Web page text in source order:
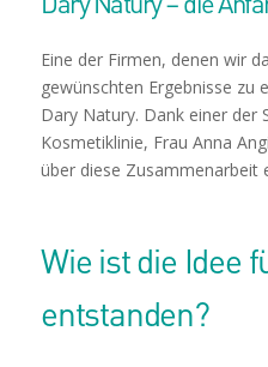
Eine der Firmen, denen wir
gewünschten Ergebnisse zu
Dary Natury. Dank einer der
Kosmetiklinie, Frau Anna
über diese Zusammenarbeit
Wie ist die Idee
entstanden?